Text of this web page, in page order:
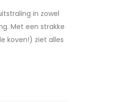
in zowel
Met een strakke
koven!) ziet alles